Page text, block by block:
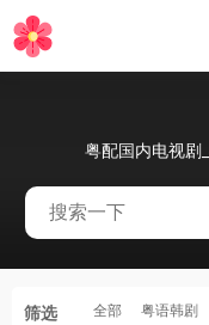
粤配国内电视剧
筛选 全部 粤语韩剧